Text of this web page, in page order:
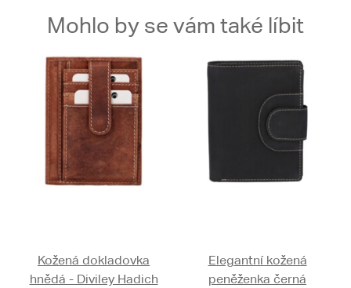
Mohlo by se vám také líbit
Kožená dokladovka
hnědá - Diviley Hadich
Elegantní kožená
peněženka černá